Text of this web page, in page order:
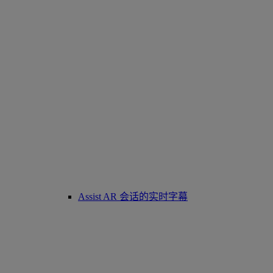
Assist AR 会话的实时字幕